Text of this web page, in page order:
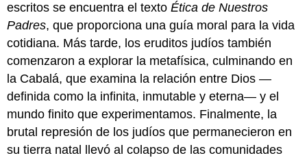
escritos se encuentra el textoÉtica de Nuestros
Padres, que proporciona una guía moral para la vida
cotidiana. Más tarde, los eruditos judíos también
comenzaron a explorar la metafísica, culminando en
la Cabalá, que examina la relación entre Dios —
definida como la infinita, inmutable y eterna— y el
mundo finito que experimentamos. Finalmente, la
brutal represión de los judíos que permanecieron en
su tierra natal llevó al colapso de las comunidades